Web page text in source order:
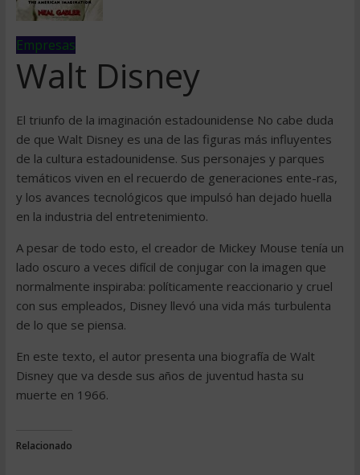
Empresas
Walt Disney
El triunfo de la imaginación estadounidense No cabe duda
de que Walt Disney es una de las figuras más influyentes
de la cultura estadounidense. Sus personajes y parques
temáticos viven en el recuerdo de generaciones ente-ras,
y los avances tecnológicos que impulsó han dejado huella
en la industria del entretenimiento.
A pesar de todo esto, el creador de Mickey Mouse tenía un
lado oscuro a veces difícil de conjugar con la imagen que
normalmente inspiraba: políticamente reaccionario y cruel
con sus empleados, Disney llevó una vida más turbulenta
de lo que se piensa.
En este texto, el autor presenta una biografía de Walt
Disney que va desde sus años de juventud hasta su
muerte en 1966.
Relacionado